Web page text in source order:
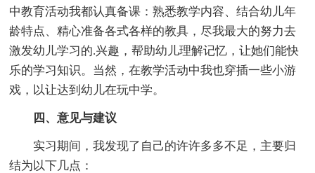
中教育活动我都认真备课：熟悉教学内容、结合幼儿年
龄特点、精心准备各式各样的教具，尽我最大的努力去
激发幼儿学习的.兴趣，帮助幼儿理解记忆，让她们能快
乐的学习知识。当然，在教学活动中我也穿插一些小游
戏，以让达到幼儿在玩中学。
四、意见与建议
实习期间，我发现了自己的许许多多不足，主要归
结为以下几点：